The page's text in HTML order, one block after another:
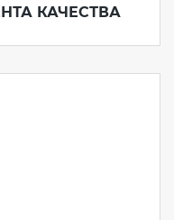
КАЧЕСТВА